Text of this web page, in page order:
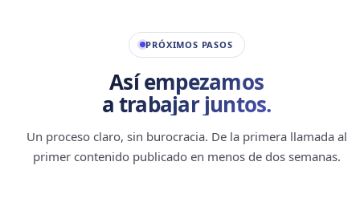
PRÓXIMOS PASOS
Así empezamos
a trabajar juntos.
Un proceso claro, sin burocracia. De la primera llamada al
primer contenido publicado en menos de dos semanas.